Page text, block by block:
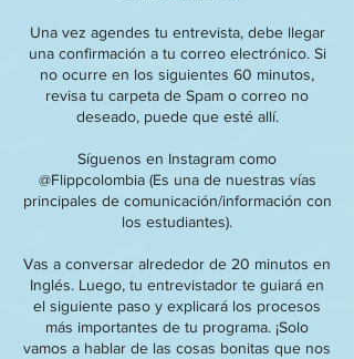
Una vez agendes tu entrevista, debe llegar
una confirmación a tu correo electrónico. Si
no ocurre en los siguientes 60 minutos,
revisa tu carpeta de Spam o correo no
deseado, puede que esté allí.
Síguenos en Instagram como
@Flippcolombia (Es una de nuestras vías
principales de comunicación/información con
los estudiantes).
Vas a conversar alrededor de 20 minutos en
Inglés. Luego, tu entrevistador te guiará en
el siguiente paso y explicará los procesos
más importantes de tu programa. ¡Solo
vamos a hablar de las cosas bonitas que nos